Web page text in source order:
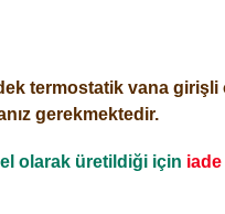
termostatik vana girişli
gerekmektedir.
olarak üretildiği için